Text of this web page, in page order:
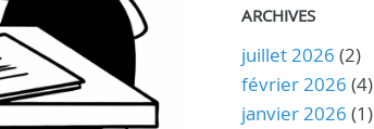
ARCHIVES
juillet 2026 (2)
février 2026 (4)
janvier 2026 (1)